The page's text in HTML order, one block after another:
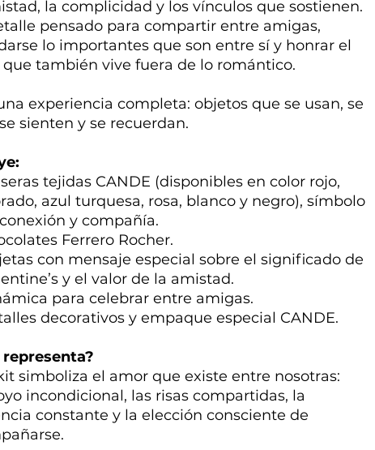
la complicidad y los vínculos que sostienen.
pensado para compartir entre amigas,
lo importantes que son entre sí y honrar el
también vive fuera de lo romántico.
experiencia completa: objetos que se usan, se
sienten y se recuerdan.
tejidas CANDE (disponibles en color rojo,
azul turquesa, rosa, blanco y negro), símbolo
y compañía.
Ferrero Rocher.
con mensaje especial sobre el significado de
y el valor de la amistad.
para celebrar entre amigas.
decorativos y empaque especial CANDE.
representa?
simboliza el amor que existe entre nosotras:
incondicional, las risas compartidas, la
constante y la elección consciente de